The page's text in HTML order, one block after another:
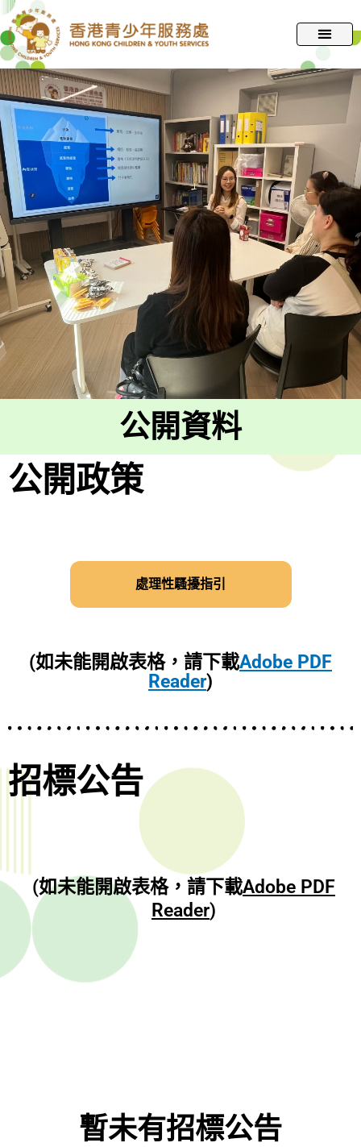
跳
至
主
要
內
容
公開資料
公開政策
處理性騷擾指引
(如未能開啟表格，請下載Adobe PDF
Reader)
招標公告
(如未能開啟表格，請下載Adobe PDF
Reader)
暫未有招標公告